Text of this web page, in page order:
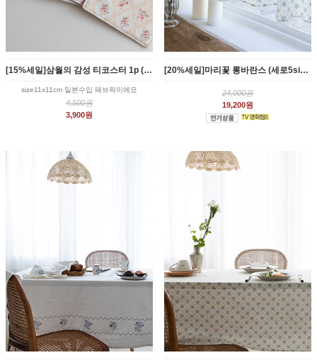
[15%세일]삼월의 감성 티코스터 1p (5style)
size11x11cm 일본수입 패브릭이에요
4,500원
3,900원
[20%세일]마리꽃 롱바란스 (세로5size)
24,000원
19,200원